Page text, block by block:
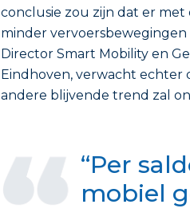
conclusie zou zijn dat er
minder vervoersbewegingen
Director Smart Mobility en
Eindhoven, verwacht
andere blijvende trend zal
“Per
mobiel